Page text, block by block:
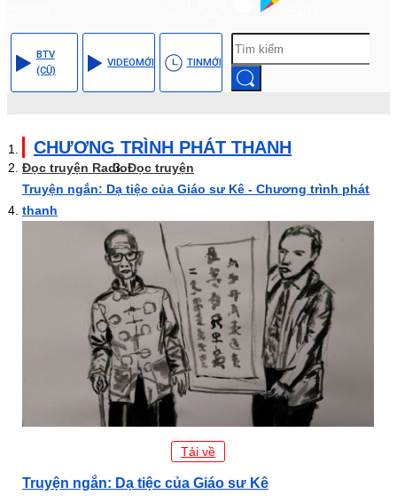
BTV
(CŨ)
VIDEOMỚI TINMỚI
CHƯƠNG TRÌNH PHÁT THANH
Đọc truyện RadioĐọc truyện
Truyện ngắn: Dạ tiệc của Giáo sư Kê - Chương trình phát
thanh
Tải về
Truyện ngắn: Dạ tiệc của Giáo sư Kê